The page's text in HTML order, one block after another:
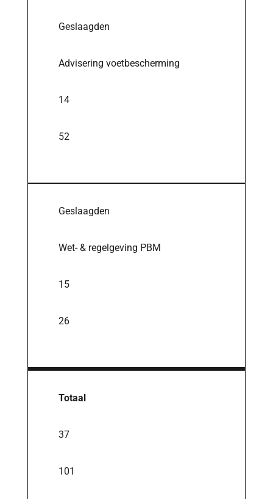
Geslaagden
Advisering voetbescherming
14
52
Geslaagden
Wet- & regelgeving PBM
15
26
Totaal
37
101